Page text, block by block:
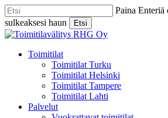
Skip
to
main
content
Paina Enteriä
sulkeaksesi haun
Etsi
Close
Menu
Toimitilat
Toimitilat Turku
Toimitilat Helsinki
Toimitilat Tampere
Toimitilat Lahti
Palvelut